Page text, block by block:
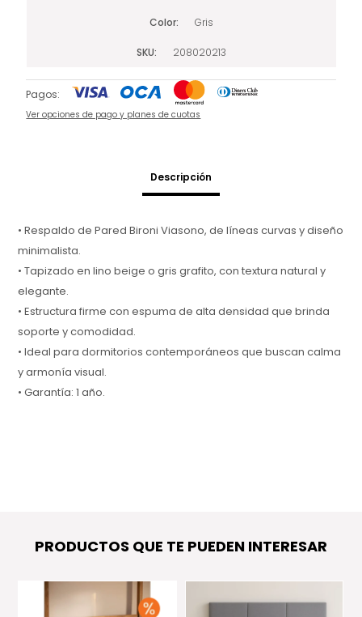
Color Gris
SKU 208020213
Pagos:
Ver opciones de pago y planes de cuotas
Descripción
• Respaldo de Pared Bironi Viasono, de líneas curvas y diseño
minimalista.
• Tapizado en lino beige o gris grafito, con textura natural y
elegante.
• Estructura firme con espuma de alta densidad que brinda
soporte y comodidad.
• Ideal para dormitorios contemporáneos que buscan calma
y armonía visual.
• Garantía: 1 año.
PRODUCTOS QUE TE PUEDEN INTERESAR